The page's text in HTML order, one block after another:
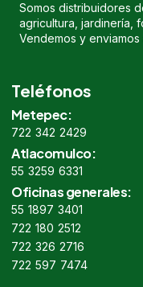
Somos distribuidores
agricultura, jardinería,
Vendemos y
Teléfonos
Metepec:
722 342 2429
Atlacomulco:
55 3259 6331
Oficinas generales:
55 1897 3401
722 180 2512
722 326 2716
722 597 7474